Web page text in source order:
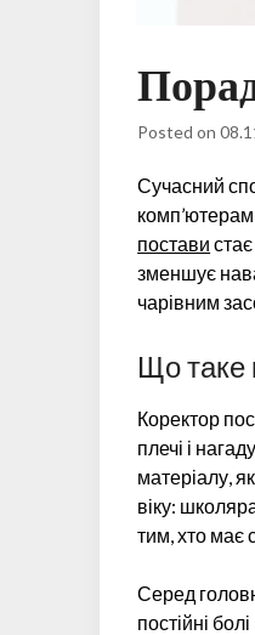
Posted on
Сучасний
постави
зменшує
чарівним
Що таке
Коректор
плечі і
матеріалу,
віку:
тим, хто має
Серед
постійні